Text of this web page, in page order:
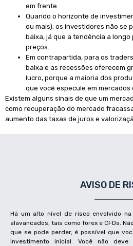
em frente.
Quando o horizonte de
ou mais), os investidores não se
baixa, já que a tendência a
preços.
Em contrapartida, para os
baixa e as recessões oferecem
lucro, porque a maioria dos
que você especule em mercados
Existem alguns sinais de que um
como recuperação do mercado
aumento das taxas de juros e
AVISO DE
Há um alto nível de risco envolvido
alavancados, tais como forex e CFDs.
que se pode perder, é possível que
investimento inicial. Você não